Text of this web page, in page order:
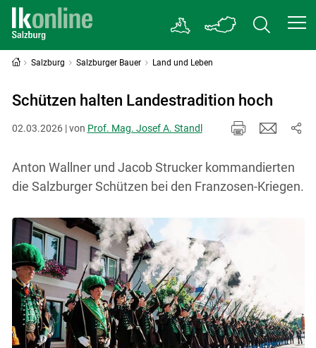
Salzburg Salzburger Bauer Land und Leben
Schützen halten Landestradition hoch
02.03.2026 | von Prof. Mag. Josef A. Standl
Anton Wallner und Jacob Strucker kommandierten
die Salzburger Schützen bei den Franzosen-Kriegen.